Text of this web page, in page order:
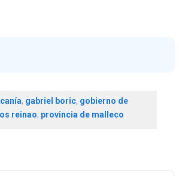
, gabriel boric, gobierno de
reinao, provincia de malleco